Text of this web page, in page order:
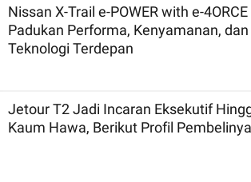
Nissan X-Trail e-POWER with e-4ORCE
Padukan Performa, Kenyamanan, dan
Teknologi Terdepan
Jetour T2 Jadi Incaran Eksekutif
Kaum Hawa, Berikut Profil Pembelinya